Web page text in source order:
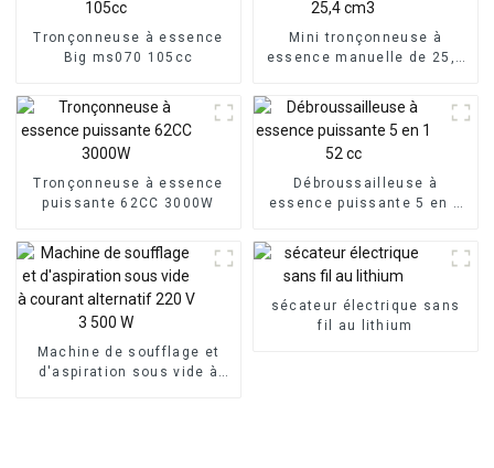
Tronçonneuse à essence
Big ms070 105cc
Mini tronçonneuse à
essence manuelle de 25,4
Tronçonneuse à essence
puissante 62CC 3000W
Débroussailleuse à
essence puissante 5 en 1
Machine de soufflage et
d'aspiration sous vide à
sécateur électrique sans
fil au lithium